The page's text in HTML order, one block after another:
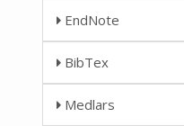
EndNote
BibTex
Medlars